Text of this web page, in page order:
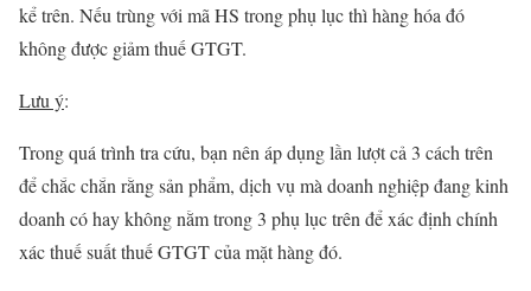
kể trên. Nếu trùng với mã HS trong phụ lục thì hàng hóa đó
không được giảm thuế GTGT.
Lưu ý:
Trong quá trình tra cứu, bạn nên áp dụng lần lượt cả 3 cách trên
để chắc chắn rằng sản phẩm, dịch vụ mà doanh nghiệp đang kinh
doanh có hay không nằm trong 3 phụ lục trên để xác định chính
xác thuế suất thuế GTGT của mặt hàng đó.